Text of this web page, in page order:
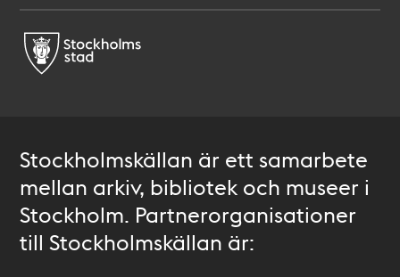
Stockholmskällan är ett samarbete
mellan arkiv, bibliotek och museer i
Stockholm. Partnerorganisationer
till Stockholmskällan är: